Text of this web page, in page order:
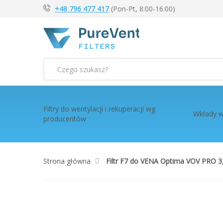
+48 796 477 417(Pon-Pt, 8:00-16:00)
Filtry do wentylacji i rekuperacji wg
producentów
Wkłady
Strona główna Filtr F7 do VENA Optima VOV PRO